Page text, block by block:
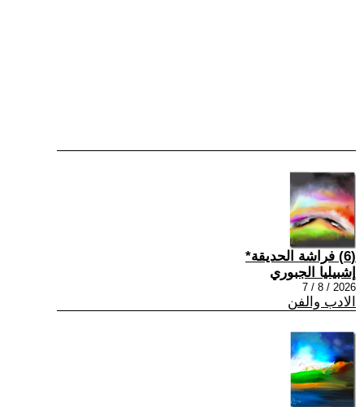
(6) فراشة الحديقة*
إشبيليا الجبوري
2026 / 8 / 7
الادب والفن